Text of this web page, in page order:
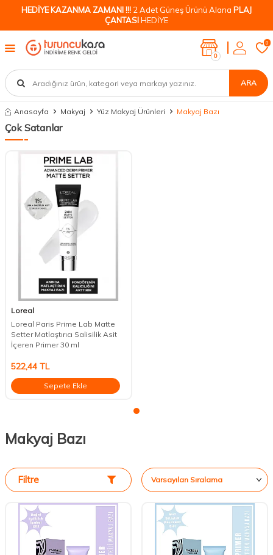
HEDİYE KAZANMA ZAMANI !!! 2 Adet Güneş Ürünü Alana PLAJ
ÇANTASIHEDİYE
ARA
0
0
Anasayfa Makyaj Yüz Makyaj Ürünleri Makyaj Bazı
Çok Satanlar
Loreal
Loreal Paris Prime Lab Matte
Setter Matlaştırıcı Salisilik Asit
İçeren Primer 30 ml
522,44 TL
Sepete Ekle
Makyaj Bazı
Filtre